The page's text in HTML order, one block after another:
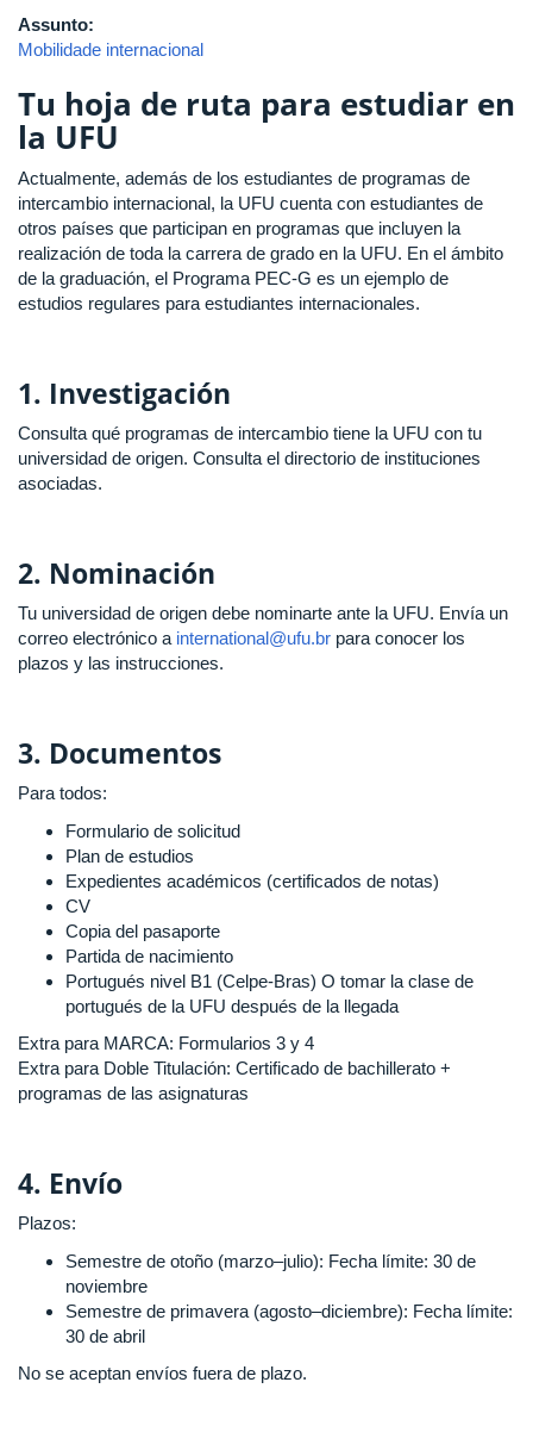
Assunto:
Mobilidade internacional
Tu hoja de ruta para estudiar en
la UFU
Actualmente, además de los estudiantes de programas de
intercambio internacional, la UFU cuenta con estudiantes de
otros países que participan en programas que incluyen la
realización de toda la carrera de grado en la UFU. En el ámbito
de la graduación, el Programa PEC-G es un ejemplo de
estudios regulares para estudiantes internacionales.
1. Investigación
Consulta qué programas de intercambio tiene la UFU con tu
universidad de origen. Consulta el directorio de instituciones
asociadas.
2. Nominación
Tu universidad de origen debe nominarte ante la UFU. Envía un
correo electrónico a international@ufu.br para conocer los
plazos y las instrucciones.
3. Documentos
Para todos:
Formulario de solicitud
Plan de estudios
Expedientes académicos (certificados de notas)
CV
Copia del pasaporte
Partida de nacimiento
Portugués nivel B1 (Celpe-Bras) O tomar la clase de
portugués de la UFU después de la llegada
Extra para MARCA: Formularios 3 y 4
Extra para Doble Titulación: Certificado de bachillerato +
programas de las asignaturas
4. Envío
Plazos:
Semestre de otoño (marzo–julio): Fecha límite: 30 de
noviembre
Semestre de primavera (agosto–diciembre): Fecha límite:
30 de abril
No se aceptan envíos fuera de plazo.